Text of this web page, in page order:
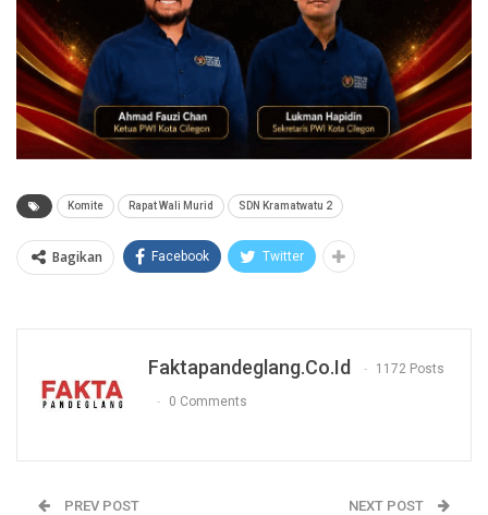
Komite Rapat Wali Murid SDN Kramatwatu 2
Bagikan Facebook Twitter
Faktapandeglang.co.id 1172 Posts
0 Comments
PREV POST NEXT POST